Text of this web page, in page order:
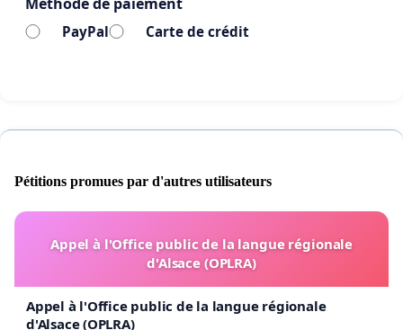
PayPal Carte de crédit
Pétitions promues par d'autres utilisateurs
Appel à l'Office public de la langue régionale
d'Alsace (OPLRA)
Appel à l'Office public de la langue régionale
d'Alsace (OPLRA)